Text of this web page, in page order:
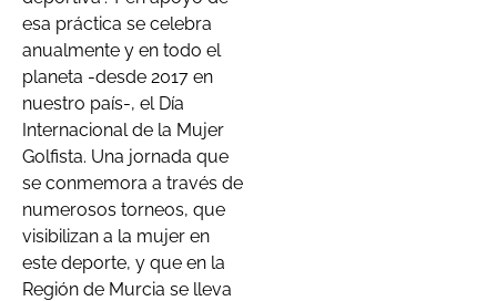
esa práctica se celebra
anualmente y en todo el
planeta -desde 2017 en
nuestro país-, el Día
Internacional de la Mujer
Golfista. Una jornada que
se conmemora a través de
numerosos torneos, que
visibilizan a la mujer en
este deporte, y que en la
Región de Murcia se lleva